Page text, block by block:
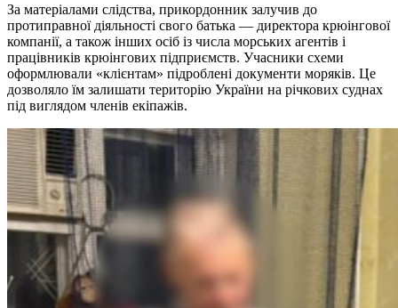
За матеріалами слідства, прикордонник залучив до
протиправної діяльності свого батька — директора крюінгової
компанії, а також інших осіб із числа морських агентів і
працівників крюінгових підприємств. Учасники схеми
оформлювали «клієнтам» підроблені документи моряків. Це
дозволяло їм залишати територію України на річкових суднах
під виглядом членів екіпажів.